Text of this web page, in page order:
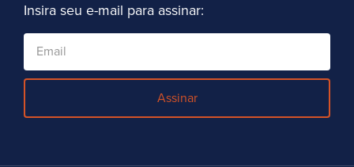
Insira seu e-mail para assinar:
Assinar